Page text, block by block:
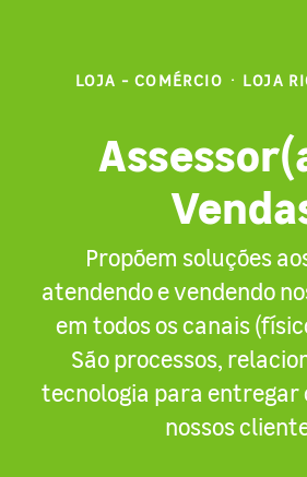
LOJA - COMÉRCIO · LOJA
Propõem soluções
atendendo e vendendo
em todos os canais
São processos,
tecnologia para entregar
nossos